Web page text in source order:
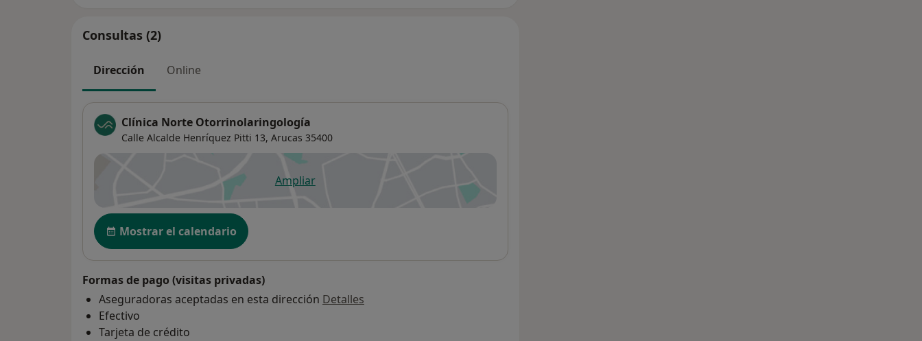
Consultas (2)
Dirección Online
Clínica Norte Otorrinolaringología
Calle Alcalde Henríquez Pitti 13, Arucas 35400
Ampliarse abre en una nueva pestaña
Disponibilidad
Mostrar el calendario
Formas de pago (visitas privadas)
Aseguradoras aceptadas en esta dirección Detalles
Efectivo
Tarjeta de crédito